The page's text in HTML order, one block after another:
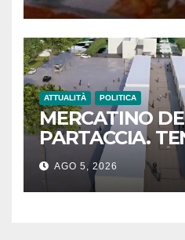
ATTUALITÀ POLITICA
MERCATINO
PARTACCIA.
“SERVONO PIÙ
TRASPARENZA
CHIARE”
AGO 5, 2026